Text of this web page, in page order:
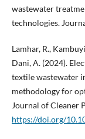
wastewater
technologies.
Lamhar, R.,
Dani, A. (2024).
textile wastewater
methodology for
Journal of Cleaner
https://doi.org/